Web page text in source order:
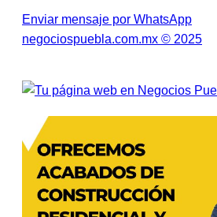
Enviar mensaje por WhatsApp
negociospuebla.com.mx © 2025